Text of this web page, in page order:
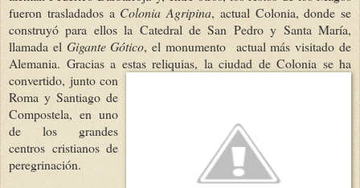
fueron trasladados a Colonia Agripina, actual Colonia, donde se
construyó para ellos la Catedral de San Pedro y Santa María,
llamada el Gigante Gótico, el monumento actual más visitado de
Alemania. Gracias a estas reliquias, la ciudad de Colonia se ha
convertido, junto con
Roma y Santiago de
Compostela, en uno
de los grandes
centros cristianos de
peregrinación.